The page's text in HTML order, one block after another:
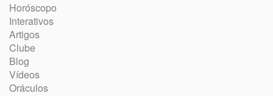
Horóscopo
Interativos
Artigos
Clube
Blog
Vídeos
Oráculos